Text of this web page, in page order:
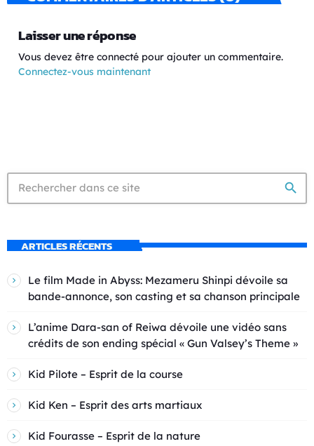
Laisser une réponse
Vous devez être connecté pour ajouter un commentaire.
Connectez-vous maintenant
search
ARTICLES RÉCENTS
Le film Made in Abyss: Mezameru Shinpi dévoile sa
bande-annonce, son casting et sa chanson principale
L’anime Dara-san of Reiwa dévoile une vidéo sans
crédits de son ending spécial « Gun Valsey’s Theme »
Kid Pilote – Esprit de la course
Kid Ken – Esprit des arts martiaux
Kid Fourasse – Esprit de la nature